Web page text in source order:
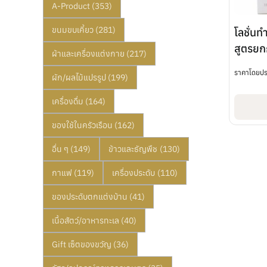
A-Product (353)
ขนมขบเคี้ยว (281)
ผ้าและเครื่องแต่งกาย (217)
ผัก/ผลไม้แปรรูป (199)
เครื่องดื่ม (164)
ของใช้ในครัวเรือน (162)
อื่น ๆ (149) ข้าวและธัญพืช (130)
กาแฟ (119) เครื่องประดับ (110)
ของประดับตกแต่งบ้าน (41)
เนื้อสัตว์/อาหารทะเล (40)
Gift เซ็ตของขวัญ (36)
โลชั่นท
สูตรย
ราคาโดยป